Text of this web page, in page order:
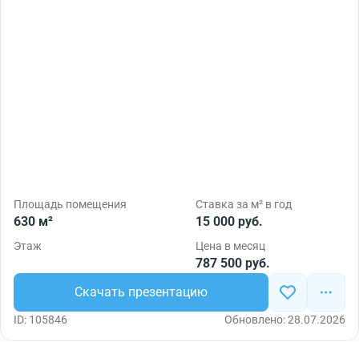
Площадь помещения
630 м²
Ставка за м² в год
15 000 руб.
Этаж Цена в месяц
787 500 руб.
Скачать презентацию
ID: 105846 Обновлено: 28.07.2026